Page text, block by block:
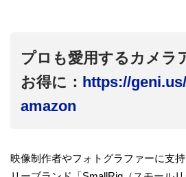
プロも愛用するカメラ
お得に： https://
amazon
映像制作者やフォトグラファーに支